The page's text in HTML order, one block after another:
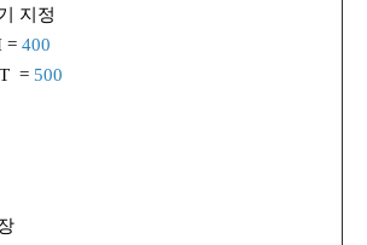
지정
= 400
= 500